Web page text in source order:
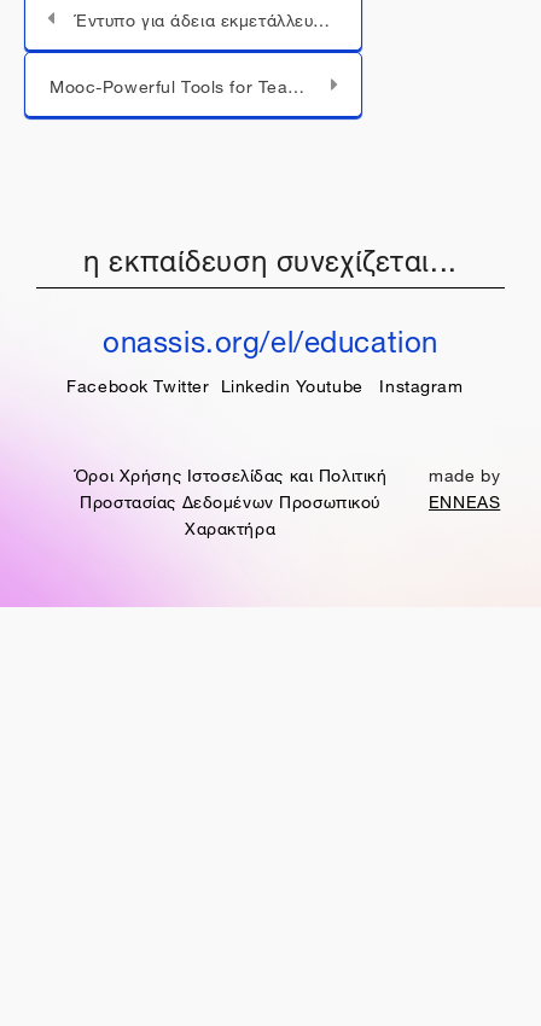
Έντυπο για άδεια εκμετάλλευσης έργου
Μεταπήδηση σε...
Mooc-Powerful Tools for Teaching and Learning: Digital Storytelling
η εκπαίδευση συνεχίζεται...
onassis.org/el/education
Facebook Twitter Linkedin Youtube Instagram
Όροι Χρήσης Ιστοσελίδας και Πολιτική
Προστασίας Δεδομένων Προσωπικού
Χαρακτήρα
made by
ENNEAS